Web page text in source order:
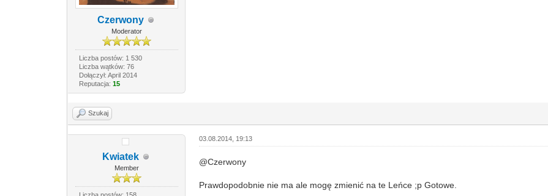
Czerwony
Moderator
Liczba postów: 1 530
Liczba wątków: 76
Dołączył: April 2014
Reputacja: 15
Szukaj
Kwiatek
Member
03.08.2014, 19:13
@Czerwony
Prawdopodobnie nie ma ale mogę zmienić na te Leńce ;p Gotowe.